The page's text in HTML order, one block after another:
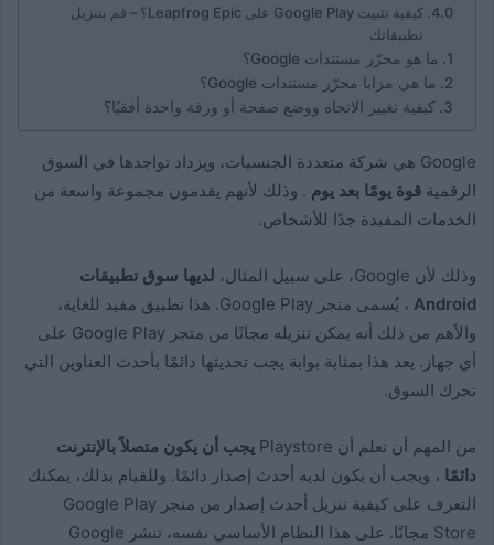
كيفية تثبيت Google Play على Leapfrog Epic؟ – قم بتنزيل
تطبيقاتك
ما هو محرّر مستندات Google؟
ما هي مزايا محرّر مستندات Google؟
كيفية تغيير الاتجاه ووضع صفحة أو ورقة واحدة أفقيًا؟
Google هي شركة متعددة الجنسيات، ويزداد تواجدها في السوق
الرقمية قوة يومًا بعد يوم . وذلك لأنهم يقدمون مجموعة واسعة من
الخدمات المفيدة جدًا للأشخاص.
وذلك لأن Google، على سبيل المثال،
لديها سوق تطبيقات
Android
، يُسمى متجر Google Play. هذا تطبيق مفيد للغاية،
والأهم من ذلك أنه يمكن تنزيله مجانًا من متجر Google Play على
أي جهاز. يعد هذا بمثابة بوابة يجب تحديثها دائمًا بأحدث العناوين التي
تحرك السوق.
من المهم أن تعلم أن Playstore
يجب أن يكون متصلاً بالإنترنت
دائمًا ، ويجب أن يكون لديه أحدث إصدار دائمًا. وللقيام بذلك، يمكنك
التعرف على كيفية تنزيل أحدث إصدار من متجر Google Play
Store مجانًا. على هذا النظام الأساسي نفسه، تنشر Google